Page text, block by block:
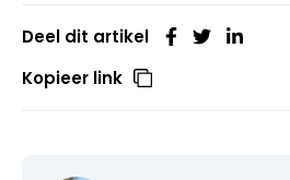
Deel dit artikel
Kopieer link